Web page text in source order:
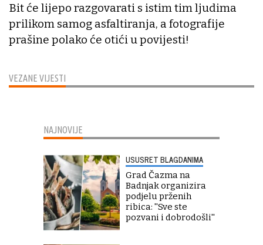
VEZANE VIJESTI
Bit će lijepo razgovarati s istim tim ljudima
prilikom samog asfaltiranja, a fotografije
prašine polako će otići u povijesti!
NAJNOVIJE
USUSRET BLAGDANIMA
Grad Čazma na
Badnjak organizira
podjelu prženih
ribica: ''Sve ste
pozvani i dobrodošli''